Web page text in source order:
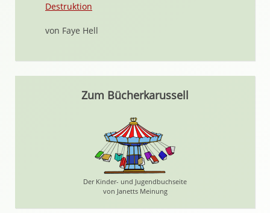
Destruktion
von Faye Hell
Zum Bücherkarussell
Der Kinder- und Jugendbuchseite
von Janetts Meinung